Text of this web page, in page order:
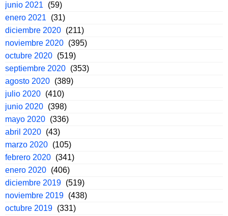
junio 2021
(59)
enero 2021
(31)
diciembre 2020 (211)
noviembre 2020 (395)
octubre 2020 (519)
septiembre 2020 (353)
agosto 2020 (389)
julio 2020 (410)
junio 2020 (398)
mayo 2020 (336)
abril 2020 (43)
marzo 2020 (105)
febrero 2020 (341)
enero 2020 (406)
diciembre 2019 (519)
noviembre 2019 (438)
octubre 2019 (331)